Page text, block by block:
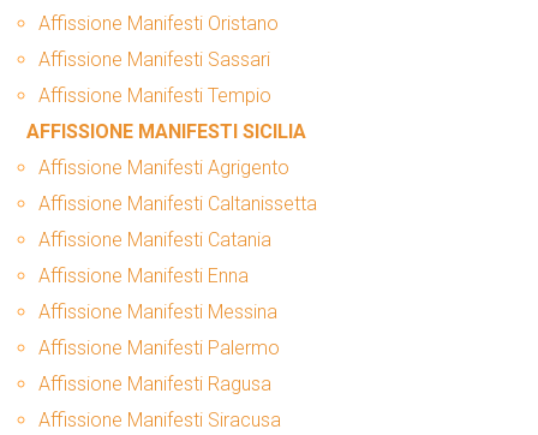
Affissione Manifesti Oristano
Affissione Manifesti Sassari
Affissione Manifesti Tempio
AFFISSIONE MANIFESTI SICILIA
Affissione Manifesti Agrigento
Affissione Manifesti Caltanissetta
Affissione Manifesti Catania
Affissione Manifesti Enna
Affissione Manifesti Messina
Affissione Manifesti Palermo
Affissione Manifesti Ragusa
Affissione Manifesti Siracusa